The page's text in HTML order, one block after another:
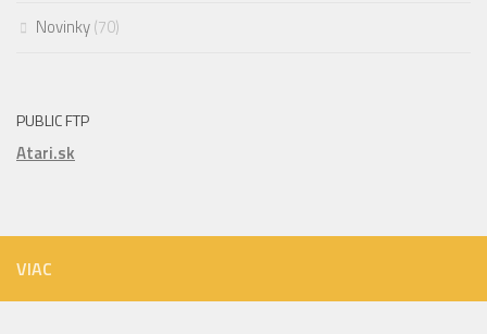
Novinky(70)
PUBLIC FTP
Atari.sk
VIAC